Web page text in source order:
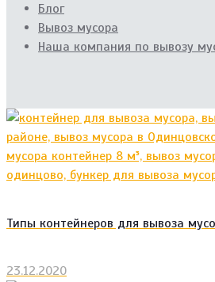
Блог
Вывоз мусора
Наша компания по вывозу
Типы контейнеров для вывоза
23.12.2020